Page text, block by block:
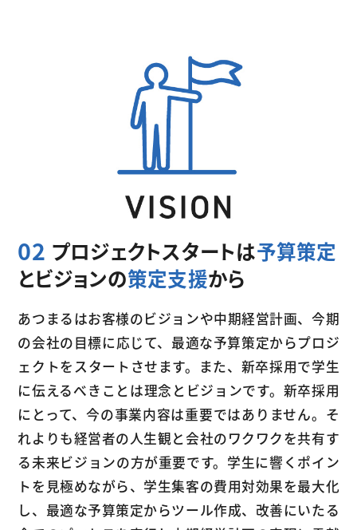
02 プロジェクトスタートは予算策定
とビジョンの策定支援から
あつまるはお客様のビジョンや中期経営計画、今期
の会社の目標に応じて、最適な予算策定からプロジ
ェクトをスタートさせます。また、新卒採用で学生
に伝えるべきことは理念とビジョンです。新卒採用
にとって、今の事業内容は重要ではありません。そ
れよりも経営者の人生観と会社のワクワクを共有す
る未来ビジョンの方が重要です。学生に響くポイン
トを見極めながら、学生集客の費用対効果を最大化
し、最適な予算策定からツール作成、改善にいたる